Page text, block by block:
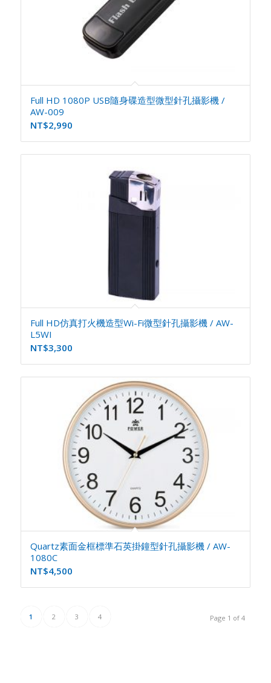
Full HD 1080P USB隨身碟造型微型針孔攝影機 /
AW-009
NT$2,990
Full HD仿真打火機造型Wi-Fi微型針孔攝影機 / AW-
L5WI
NT$3,300
Quartz素面金框標準石英掛鐘型針孔攝影機 / AW-
1080C
NT$4,500
Page 1 of 4
1 2 3 4